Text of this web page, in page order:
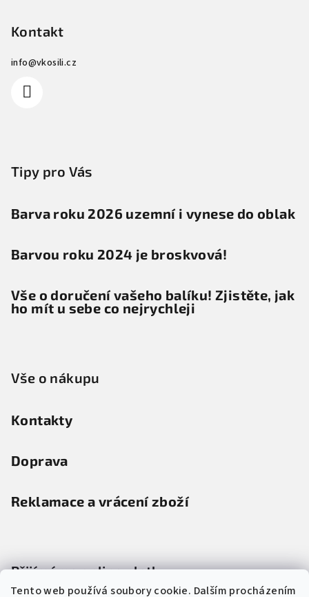
Tento web používá soubory cookie. Dalším procházením
Kontakt
info@vkosili.cz
Tipy pro Vás
Barva roku 2026 uzemní i vynese do oblak
Barvou roku 2024 je broskvová!
Vše o doručení vašeho balíku! Zjistěte, jak
ho mít u sebe co nejrychleji
Vše o nákupu
Kontakty
Doprava
Reklamace a vrácení zboží
Přijímáme online platby